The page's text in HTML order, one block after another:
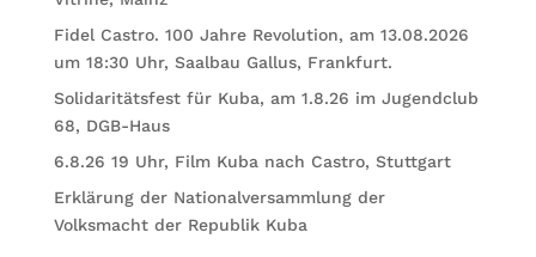
Fidel Castro. 100 Jahre Revolution, am 13.08.2026
um 18:30 Uhr, Saalbau Gallus, Frankfurt.
Solidaritätsfest für Kuba, am 1.8.26 im Jugendclub
68, DGB-Haus
6.8.26 19 Uhr, Film Kuba nach Castro, Stuttgart
Erklärung der Nationalversammlung der
Volksmacht der Republik Kuba